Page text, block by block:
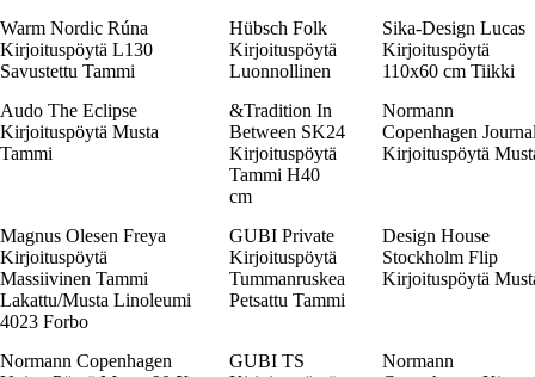
Warm Nordic Rúna
Kirjoituspöytä L130
Savustettu Tammi
Hübsch Folk
Kirjoituspöytä
Luonnollinen
Sika-Design Lucas
Kirjoituspöytä
110x60 cm Tiikki
Audo The Eclipse
Kirjoituspöytä Musta
Tammi
&Tradition In
Between SK24
Kirjoituspöytä
Tammi H40
cm
Normann
Copenhagen
Kirjoituspöytä
Magnus Olesen Freya
Kirjoituspöytä
Massiivinen Tammi
Lakattu/Musta Linoleumi
4023 Forbo
GUBI Private
Kirjoituspöytä
Tummanruskea
Petsattu Tammi
Design House
Stockholm Flip
Kirjoituspöytä
Normann Copenhagen
GUBI TS
Normann